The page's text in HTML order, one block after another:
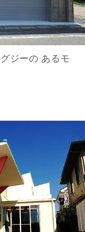
ジーの あるモ